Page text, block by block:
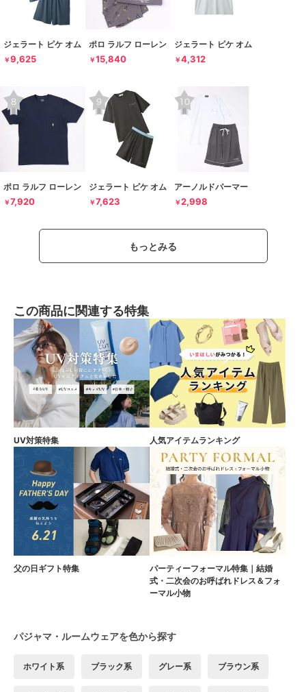
ジェラート ピケ オム
￥9,625
ポロ ラルフ ローレン
￥15,840
ジェラート ピケ オム
￥4,312
ポロ ラルフ ローレン
￥7,920
ジェラート ピケ オム
￥7,623
アーノルドパーマー
￥2,998
もっとみる
この商品に関連する特集
UV対策特集 人気アイテムランキング
父の日ギフト特集
パーティーフォーマル特集｜結婚
式・二次会のお呼ばれドレス＆フォ
ーマル小物
パジャマ・ルームウェアを色から探す
ホワイト系 ブラック系 グレー系 ブラウン系